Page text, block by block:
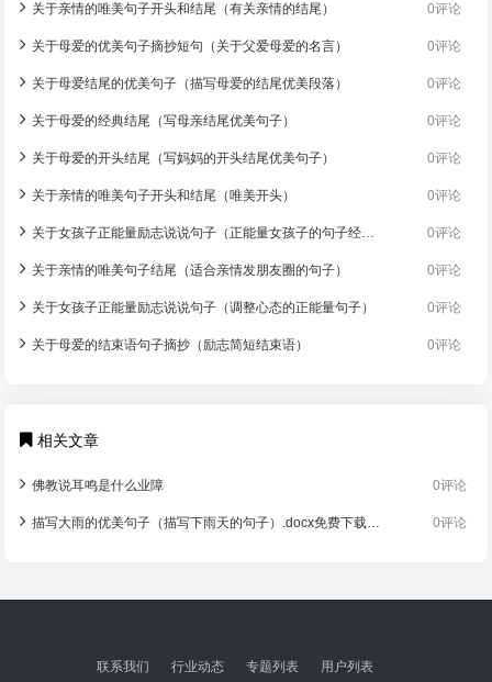
关于亲情的唯美句子开头和结尾（有关亲情的结尾） 0评论
关于母爱的优美句子摘抄短句（关于父爱母爱的名言） 0评论
关于母爱结尾的优美句子（描写母爱的结尾优美段落） 0评论
关于母爱的经典结尾（写母亲结尾优美句子） 0评论
关于母爱的开头结尾（写妈妈的开头结尾优美句子） 0评论
关于亲情的唯美句子开头和结尾（唯美开头） 0评论
关于女孩子正能量励志说说句子（正能量女孩子的句子经典语句） 0评论
关于亲情的唯美句子结尾（适合亲情发朋友圈的句子） 0评论
关于女孩子正能量励志说说句子（调整心态的正能量句子） 0评论
关于母爱的结束语句子摘抄（励志简短结束语） 0评论
相关文章
佛教说耳鸣是什么业障 0评论
描写大雨的优美句子（描写下雨天的句子）.docx免费下载(word版可打印) 0评论
联系我们 行业动态 专题列表 用户列表